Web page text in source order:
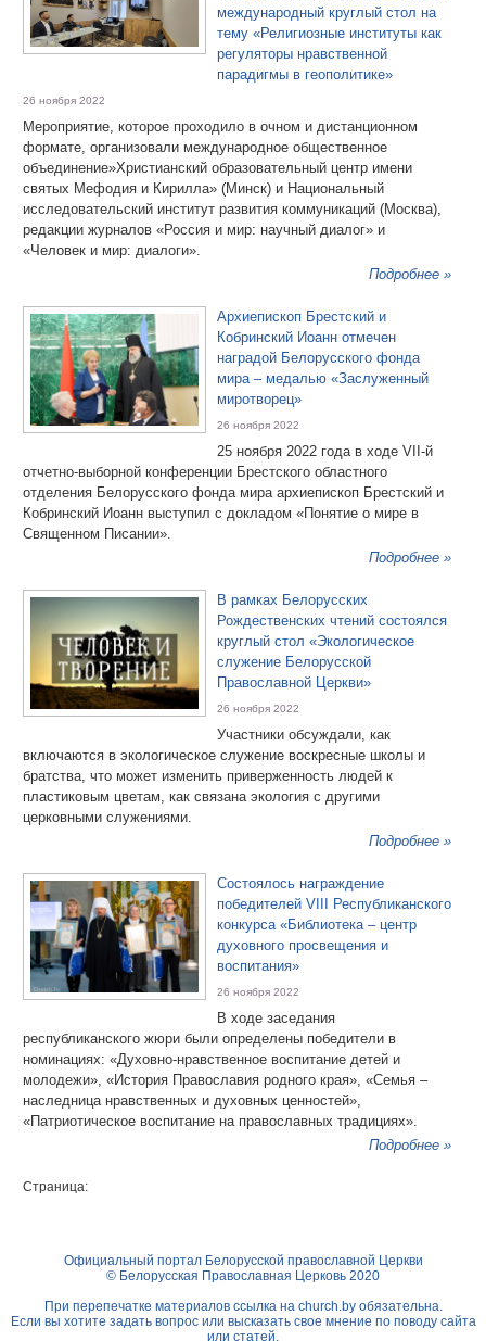
международный круглый стол на
тему «Религиозные институты как
регуляторы нравственной
парадигмы в геополитике»
26 ноября 2022
Мероприятие, которое проходило в очном и дистанционном
формате, организовали международное общественное
объединение»Христианский образовательный центр имени
святых Мефодия и Кирилла» (Минск) и Национальный
исследовательский институт развития коммуникаций (Москва),
редакции журналов «Россия и мир: научный диалог» и
«Человек и мир: диалоги».
Подробнее »
Архиепископ Брестский и
Кобринский Иоанн отмечен
наградой Белорусского фонда
мира – медалью «Заслуженный
миротворец»
26 ноября 2022
25 ноября 2022 года в ходе VII-й
отчетно-выборной конференции Брестского областного
отделения Белорусского фонда мира архиепископ Брестский и
Кобринский Иоанн выступил с докладом «Понятие о мире в
Священном Писании».
Подробнее »
В рамках Белорусских
Рождественских чтений состоялся
круглый стол «Экологическое
служение Белорусской
Православной Церкви»
26 ноября 2022
Участники обсуждали, как
включаются в экологическое служение воскресные школы и
братства, что может изменить приверженность людей к
пластиковым цветам, как связана экология с другими
церковными служениями.
Подробнее »
Состоялось награждение
победителей VIII Республиканского
конкурса «Библиотека – центр
духовного просвещения и
воспитания»
26 ноября 2022
В ходе заседания
республиканского жюри были определены победители в
номинациях: «Духовно-нравственное воспитание детей и
молодежи», «История Православия родного края», «Семья –
наследница нравственных и духовных ценностей»,
«Патриотическое воспитание на православных традициях».
Подробнее »
Страница:
Официальный портал Белорусской православной Церкви
© Белорусская Православная Церковь 2020
При перепечатке материалов ссылка на church.byобязательна.
Если вы хотите задать вопрос или высказать свое мнение по поводу сайта
или статей,